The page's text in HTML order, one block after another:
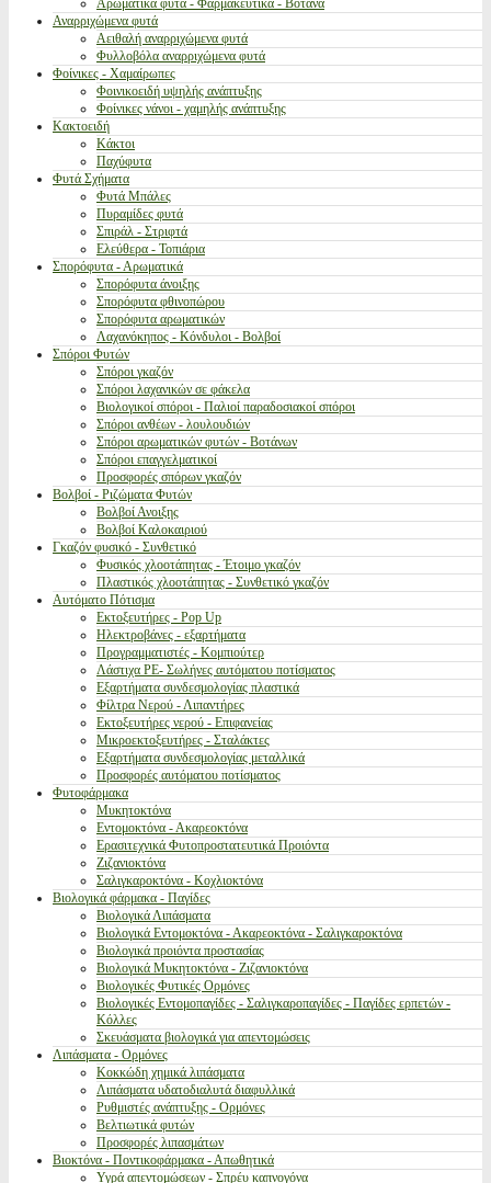
Αρωματικά φυτά - Φαρμακευτικά - Βότανα
Αναρριχώμενα φυτά
Αειθαλή αναρριχώμενα φυτά
Φυλλοβόλα αναρριχώμενα φυτά
Φοίνικες - Χαμαίρωπες
Φοινικοειδή υψηλής ανάπτυξης
Φοίνικες νάνοι - χαμηλής ανάπτυξης
Κακτοειδή
Κάκτοι
Παχύφυτα
Φυτά Σχήματα
Φυτά Μπάλες
Πυραμίδες φυτά
Σπιράλ - Στριφτά
Ελεύθερα - Τοπιάρια
Σπορόφυτα - Αρωματικά
Σπορόφυτα άνοιξης
Σπορόφυτα φθινοπώρου
Σπορόφυτα αρωματικών
Λαχανόκηπος - Κόνδυλοι - Βολβοί
Σπόροι Φυτών
Σπόροι γκαζόν
Σπόροι λαχανικών σε φάκελα
Βιολογικοί σπόροι - Παλιοί παραδοσιακοί σπόροι
Σπόροι ανθέων - λουλουδιών
Σπόροι αρωματικών φυτών - Βοτάνων
Σπόροι επαγγελματικοί
Προσφορές σπόρων γκαζόν
Βολβοί - Ριζώματα Φυτών
Βολβοί Ανοιξης
Βολβοί Καλοκαιριού
Γκαζόν φυσικό - Συνθετικό
Φυσικός χλοοτάπητας - Έτοιμο γκαζόν
Πλαστικός χλοοτάπητας - Συνθετικό γκαζόν
Αυτόματο Πότισμα
Εκτοξευτήρες - Pop Up
Ηλεκτροβάνες - εξαρτήματα
Προγραμματιστές - Κομπιούτερ
Λάστιχα PE- Σωλήνες αυτόματου ποτίσματος
Εξαρτήματα συνδεσμολογίας πλαστικά
Φίλτρα Νερού - Λιπαντήρες
Εκτοξευτήρες νερού - Επιφανείας
Μικροεκτοξευτήρες - Σταλάκτες
Εξαρτήματα συνδεσμολογίας μεταλλικά
Προσφορές αυτόματου ποτίσματος
Φυτοφάρμακα
Μυκητοκτόνα
Εντομοκτόνα - Ακαρεοκτόνα
Ερασιτεχνικά Φυτοπροστατευτικά Προιόντα
Ζιζανιοκτόνα
Σαλιγκαροκτόνα - Κοχλιοκτόνα
Βιολογικά φάρμακα - Παγίδες
Βιολογικά Λιπάσματα
Βιολογικά Εντομοκτόνα - Ακαρεοκτόνα - Σαλιγκαροκτόνα
Βιολογικά προιόντα προστασίας
Βιολογικά Μυκητοκτόνα - Ζιζανιοκτόνα
Βιολογικές Φυτικές Ορμόνες
Βιολογικές Εντομοπαγίδες - Σαλιγκαροπαγίδες - Παγίδες ερπετών -
Κόλλες
Σκευάσματα βιολογικά για απεντομώσεις
Λιπάσματα - Ορμόνες
Κοκκώδη χημικά λιπάσματα
Λιπάσματα υδατοδιαλυτά διαφυλλικά
Ρυθμιστές ανάπτυξης - Ορμόνες
Βελτιωτικά φυτών
Προσφορές λιπασμάτων
Βιοκτόνα - Ποντικοφάρμακα - Απωθητικά
Υγρά απεντομώσεων - Σπρέυ καπνογόνα